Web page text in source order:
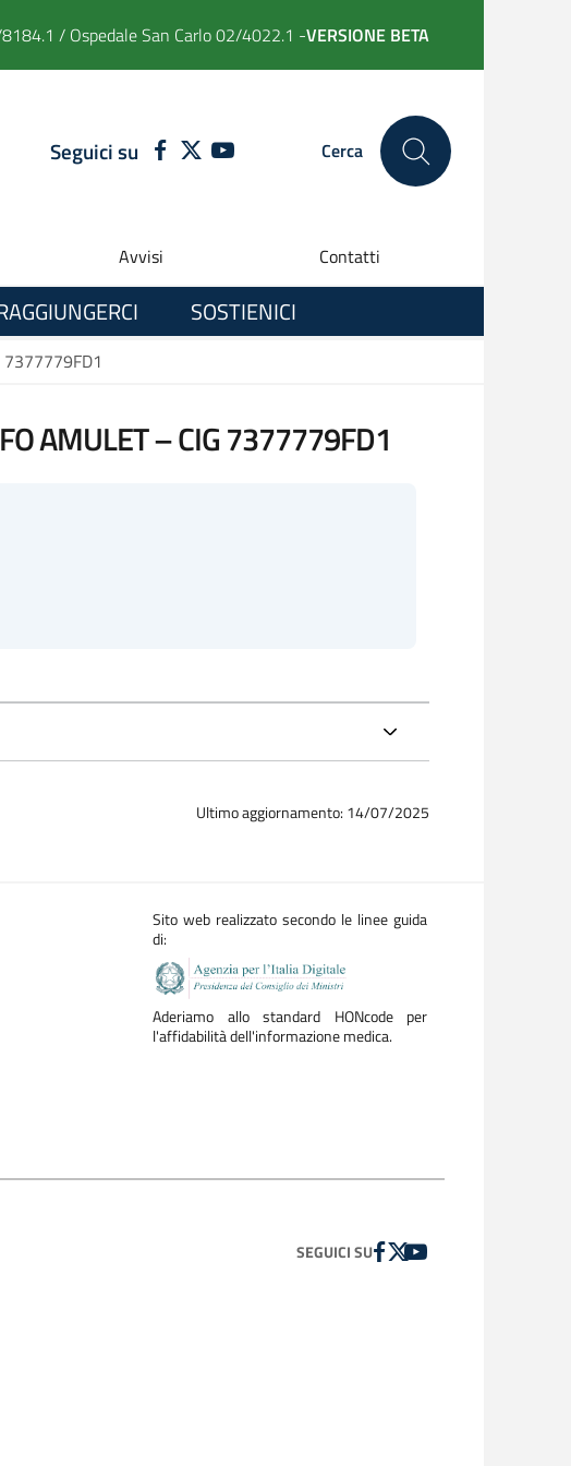
/ Ospedale San Carlo 02/4022.1 -VERSIONE BETA
Seguici suFACEBOOK
TWITTERYOUTUBE Cerca
Avvisi Contatti
SOSTIENICI
7377779FD1
AMULET – CIG 7377779FD1
Ultimo aggiornamento: 14/07/2025
Sito web realizzato secondo le linee guida
di:
Aderiamo allo standard HONcode per
l'affidabilità dell'informazione medica.
SEGUICI SUFACEBOOK
TWITTER
YOUTUBE